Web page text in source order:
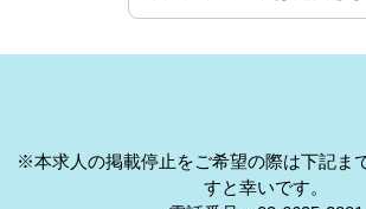
※本求人の掲載停止をご希望の際は下記ま
すと幸いです。